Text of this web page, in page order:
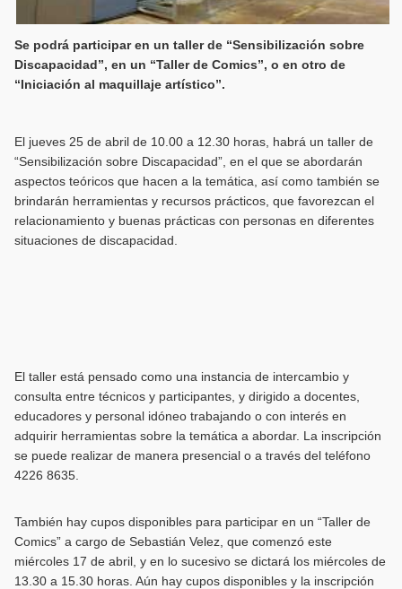
Se podrá participar en un taller de “Sensibilización sobre
Discapacidad”, en un “Taller de Comics”, o en otro de
“Iniciación al maquillaje artístico”.
El jueves 25 de abril de 10.00 a 12.30 horas, habrá un taller de
“Sensibilización sobre Discapacidad”, en el que se abordarán
aspectos teóricos que hacen a la temática, así como también se
brindarán herramientas y recursos prácticos, que favorezcan el
relacionamiento y buenas prácticas con personas en diferentes
situaciones de discapacidad.
El taller está pensado como una instancia de intercambio y
consulta entre técnicos y participantes, y dirigido a docentes,
educadores y personal idóneo trabajando o con interés en
adquirir herramientas sobre la temática a abordar. La inscripción
se puede realizar de manera presencial o a través del teléfono
4226 8635.
También hay cupos disponibles para participar en un “Taller de
Comics” a cargo de Sebastián Velez, que comenzó este
miércoles 17 de abril, y en lo sucesivo se dictará los miércoles de
13.30 a 15.30 horas. Aún hay cupos disponibles y la inscripción